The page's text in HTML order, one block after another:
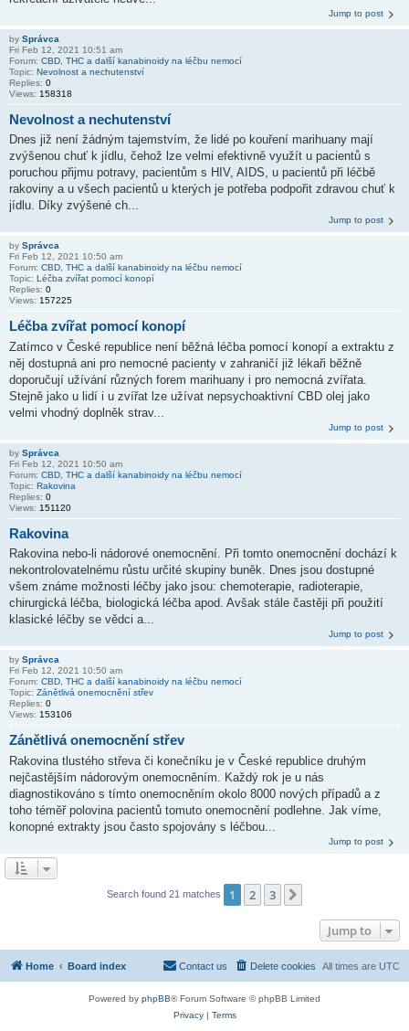
Jump to post
by Správca
Fri Feb 12, 2021 10:51 am
Forum: CBD, THC a další kanabinoidy na léčbu nemocí
Topic: Nevolnost a nechutenství
Replies: 0
Views: 158318
Nevolnost a nechutenství
Dnes již není žádným tajemstvím, že lidé po kouření marihuany mají
zvýšenou chuť k jídlu, čehož lze velmi efektivně využít u pacientů s
poruchou přijmu potravy, pacientům s HIV, AIDS, u pacientů při léčbě
rakoviny a u všech pacientů u kterých je potřeba podpořit zdravou chuť k
jídlu. Díky zvýšené ch...
Jump to post
by Správca
Fri Feb 12, 2021 10:50 am
Forum: CBD, THC a další kanabinoidy na léčbu nemocí
Topic: Léčba zvířat pomocí konopí
Replies: 0
Views: 157225
Léčba zvířat pomocí konopí
Zatímco v České republice není běžná léčba pomocí konopí a extraktu z
něj dostupná ani pro nemocné pacienty v zahraničí již lékaři běžně
doporučují užívání různých forem marihuany i pro nemocná zvířata.
Stejně jako u lidí i u zvířat lze užívat nepsychoaktivní CBD olej jako
velmi vhodný doplněk strav...
Jump to post
by Správca
Fri Feb 12, 2021 10:50 am
Forum: CBD, THC a další kanabinoidy na léčbu nemocí
Topic: Rakovina
Replies: 0
Views: 151120
Rakovina
Rakovina nebo-li nádorové onemocnění. Při tomto onemocnění dochází k
nekontrolovatelnému růstu určité skupiny buněk. Dnes jsou dostupné
všem známe možnosti léčby jako jsou: chemoterapie, radioterapie,
chirurgická léčba, biologická léčba apod. Avšak stále častěji při použití
klasické léčby se vědci a...
Jump to post
by Správca
Fri Feb 12, 2021 10:50 am
Forum: CBD, THC a další kanabinoidy na léčbu nemocí
Topic: Zánětlivá onemocnění střev
Replies: 0
Views: 153106
Zánětlivá onemocnění střev
Rakovina tlustého střeva či konečníku je v České republice druhým
nejčastějším nádorovým onemocněním. Každý rok je u nás
diagnostikováno s tímto onemocněním okolo 8000 nových případů a z
toho téměř polovina pacientů tomuto onemocnění podlehne. Jak víme,
konopné extrakty jsou často spojovány s léčbou...
Jump to post
Search found 21 matches 1 2 3
Jump to
Home Board index All times are UTC
Delete cookies
Contact us
Powered by phpBB® Forum Software © phpBB Limited
Privacy| Terms